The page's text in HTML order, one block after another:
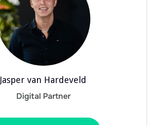
Jasper van Hardeveld
Digital Partner